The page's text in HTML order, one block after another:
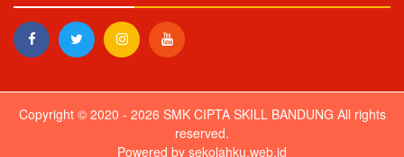
Copyright © 2020 - 2026 SMK CIPTA SKILL BANDUNG All rights
reserved.
Powered by sekolahku.web.id